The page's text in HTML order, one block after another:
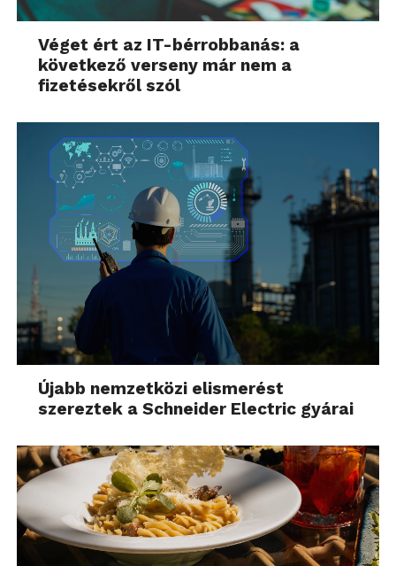
Véget ért az IT-bérrobbanás: a
következő verseny már nem a
fizetésekről szól
Újabb nemzetközi elismerést
szereztek a Schneider Electric gyárai